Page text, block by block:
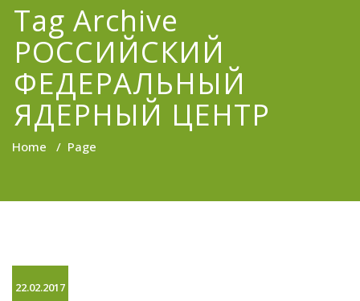
Tag Archive
РОССИЙСКИЙ
ФЕДЕРАЛЬНЫЙ
ЯДЕРНЫЙ ЦЕНТР
Home / Page
22.02.2017